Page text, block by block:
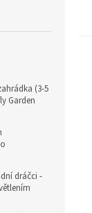
(3-5
Garden
dráčci -